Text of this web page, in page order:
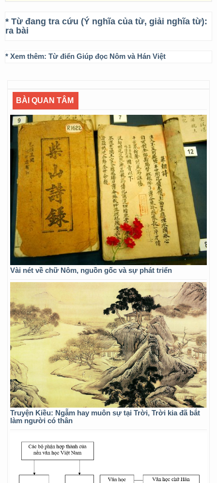
* Từ đang tra cứu (Ý nghĩa của từ, giải nghĩa từ):
ra bài
* Xem thêm: Từ điển Giúp đọc Nôm và Hán Việt
BÀI QUAN TÂM
Vài nét về chữ Nôm, nguồn gốc và sự phát triển
Truyện Kiều: Ngẫm hay muôn sự tại Trời, Trời kia đã bắt
làm người có thân